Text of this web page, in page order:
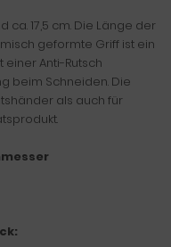
17,5 cm. Die Länge der
geformte Griff ist ein
einer Anti-Rutsch
beim Schneiden. Die
als auch für